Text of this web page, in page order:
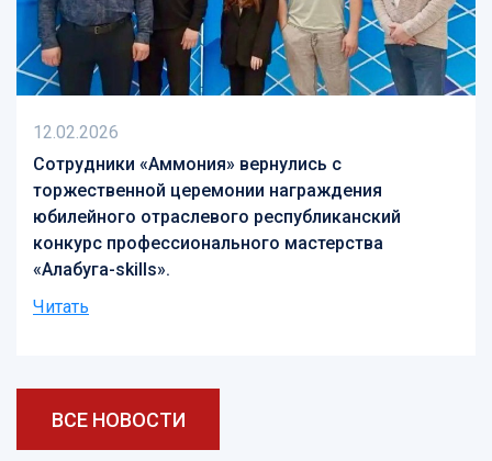
12.02.2026
Сотрудники «Аммония» вернулись с
торжественной церемонии награждения
юбилейного отраслевого республиканский
конкурс профессионального мастерства
«Алабуга-skills».
Читать
ВСЕ НОВОСТИ